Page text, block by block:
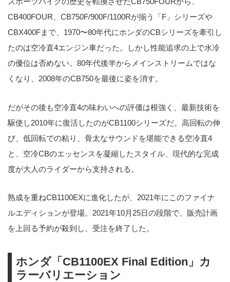
CB400FOUR、CB750F/900F/1100Rが揃う「F」シリーズや
CBX400Fまで、1970〜80年代にホンダのCBシリーズを牽引し
たのは空冷直4エンジン車だった。しかし性能追求の上で水冷
の優位は否めない。80年代後半からメインストリームではな
くなり、2008年のCB750を最後に姿を消す。
だがその後も空冷直4の味わいへの評価は根強く、最新技術を
駆使し2010年に復活したのがCB1100シリーズだ。高回転の伸
び、低回転での粘り、骨太なサウンドを堪能できる空冷直4
と、空冷CBのエッセンスを凝縮したスタイル、現代的な完成
度が大人のライダーから支持される。
熟成を重ねCB1100EXに進化したが、2021年にこのファイナ
ルエディションが登場。2021年10月25日の段階で、販売計画
を上回る予約が殺到し、受注を終了した。
ホンダ「CB1100EX Final Edition」カ
ラーバリエーション